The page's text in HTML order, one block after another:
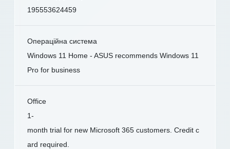
195553624459
Операційна система
Windows 11 Home - ASUS recommends Windows 11
Pro for business
Office
1-
month trial for new Microsoft 365 customers. Credit c
ard required.